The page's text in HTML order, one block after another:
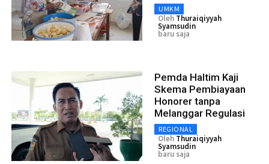
UMKM
Oleh Thuraiqiyyah
Syamsudin
baru saja
Pemda Haltim Kaji
Skema Pembiayaan
Honorer tanpa
Melanggar Regulasi
REGIONAL
Oleh Thuraiqiyyah
Syamsudin
baru saja